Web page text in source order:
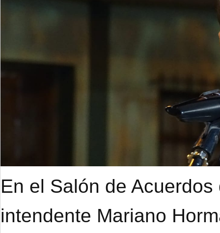
En el Salón de
intendente Mariano